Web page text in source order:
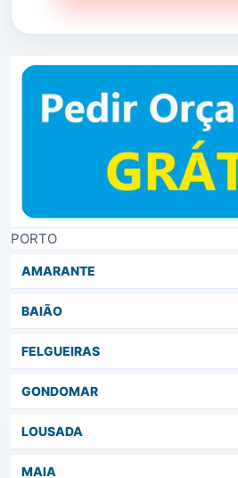
PORTO
AMARANTE
BAIÃO
FELGUEIRAS
GONDOMAR
LOUSADA
MAIA